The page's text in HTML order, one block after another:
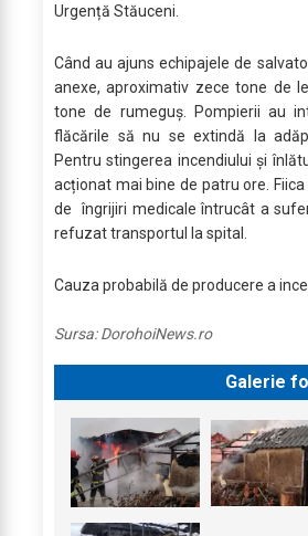
Urgență Stăuceni.
Când au ajuns echipajele de
anexe, aproximativ zece tone de
tone de rumeguș. Pompierii au
flăcările să nu se extindă la
Pentru stingerea incendiului și
acționat mai bine de patru ore.
de îngrijiri medicale întrucât a
refuzat transportul la spital.
Cauza probabilă de producere a
Sursa:DorohoiNews.ro
Galerie